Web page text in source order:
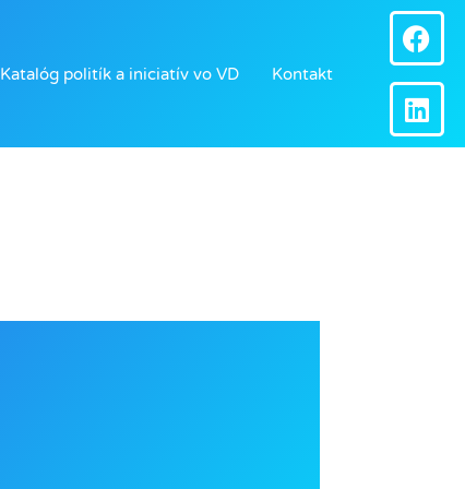
Katalóg politík a iniciatív vo VD Kontakt
F
a
c
e
b
L
i
n
k
e